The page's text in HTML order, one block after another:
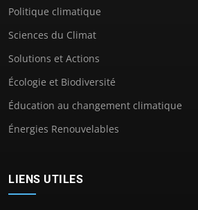
Politique climatique
Sciences du Climat
Solutions et Actions
Écologie et Biodiversité
Éducation au changement climatique
Énergies Renouvelables
LIENS UTILES